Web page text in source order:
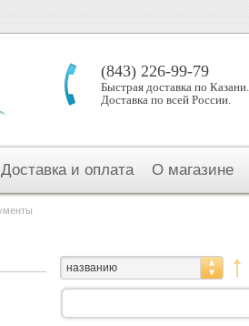
(843) 226-99-79
Быстрая доставка по Казани.
Доставка по всей России.
Доставка и оплата О магазине
названию